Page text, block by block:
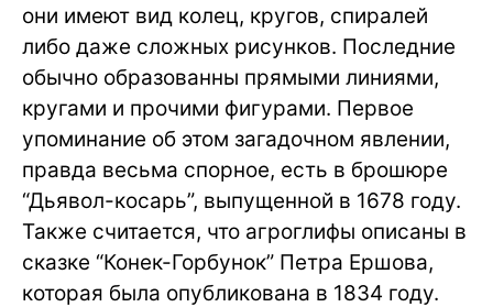
они имеют вид колец, кругов, спиралей
либо даже сложных рисунков. Последние
обычно образованны прямыми линиями,
кругами и прочими фигурами. Первое
упоминание об этом загадочном явлении,
правда весьма спорное, есть в брошюре
“Дьявол-косарь”, выпущенной в 1678 году.
Также считается, что агроглифы описаны в
сказке “Конек-Горбунок” Петра Ершова,
которая была опубликована в 1834 году.